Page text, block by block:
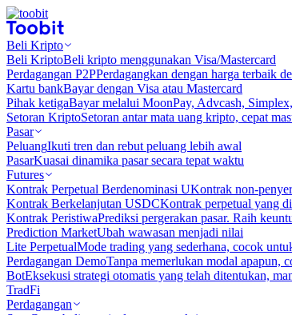
Beli Kripto
Beli KriptoBeli kripto menggunakan Visa/Mastercard
Perdagangan P2PPerdagangkan dengan harga terbaik
Kartu bankBayar dengan Visa atau Mastercard
Pihak ketigaBayar melalui MoonPay, Advcash,
Setoran KriptoSetoran antar mata uang kripto, cepat
Pasar
PeluangIkuti tren dan rebut peluang lebih awal
PasarKuasai dinamika pasar secara tepat waktu
Futures
Kontrak Perpetual Berdenominasi UKontrak non-
Kontrak Berkelanjutan USDCKontrak perpetual yang
Kontrak PeristiwaPrediksi pergerakan pasar. Raih
Prediction MarketUbah wawasan menjadi nilai
Lite PerpetualMode trading yang sederhana, cocok
Perdagangan DemoTanpa memerlukan modal apapun,
BotEksekusi strategi otomatis yang telah ditentukan,
TradFi
Perdagangan